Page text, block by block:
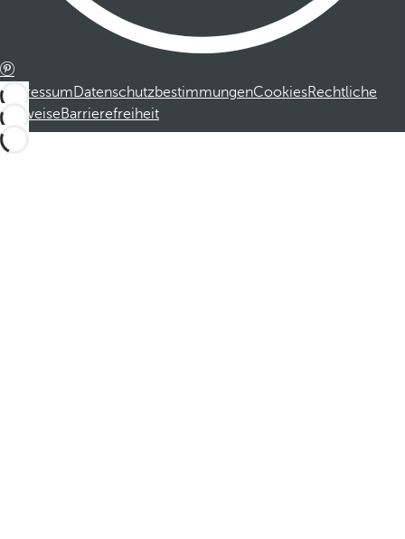
ImpressumDatenschutzbestimmungenCookiesRechtliche
HinweiseBarrierefreiheit